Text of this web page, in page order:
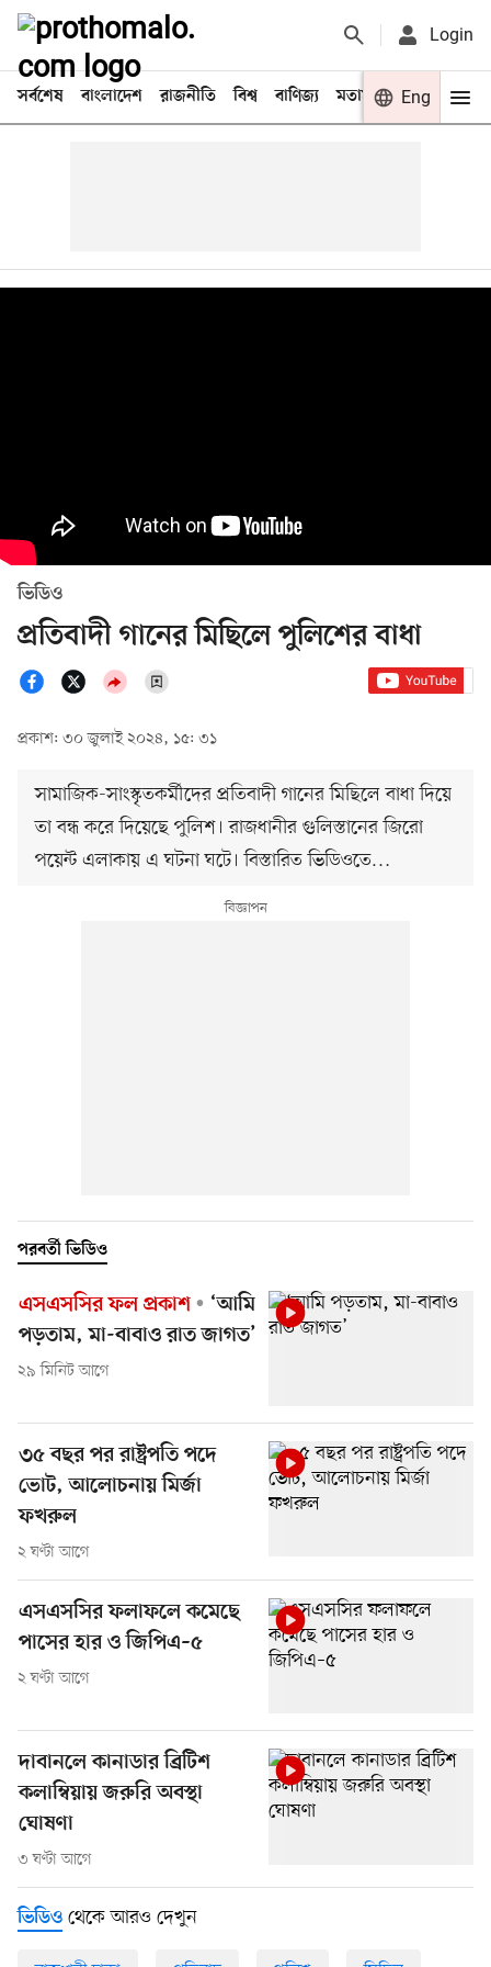
Login
সর্বশেষ বাংলাদেশ রাজনীতি বিশ্ব বাণিজ্য মতামত খেলা
Eng
ভিডিও
প্রতিবাদী গানের মিছিলে পুলিশের বাধা
প্রকাশ: ৩০ জুলাই ২০২৪, ১৫: ৩১
সামাজিক-সাংস্কৃতকর্মীদের প্রতিবাদী গানের মিছিলে বাধা দিয়ে
তা বন্ধ করে দিয়েছে পুলিশ। রাজধানীর গুলিস্তানের জিরো
পয়েন্ট এলাকায় এ ঘটনা ঘটে। বিস্তারিত ভিডিওতে…
পরবর্তী ভিডিও
এসএসসির ফল প্রকাশ
‘আমি
পড়তাম, মা-বাবাও রাত জাগত’
২৯ মিনিট আগে
৩৫ বছর পর রাষ্ট্রপতি পদে
ভোট, আলোচনায় মির্জা
ফখরুল
২ ঘণ্টা আগে
এসএসসির ফলাফলে কমেছে
পাসের হার ও জিপিএ–৫
২ ঘণ্টা আগে
দাবানলে কানাডার ব্রিটিশ
কলাম্বিয়ায় জরুরি অবস্থা
ঘোষণা
৩ ঘণ্টা আগে
ভিডিও থেকে আরও দেখুন